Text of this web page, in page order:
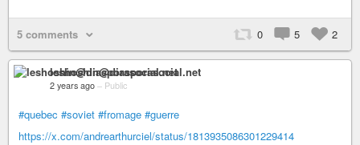
5 comments 0 5 2
leshoshin@diasporasocial.net
2 years ago – Public
#quebec #soviet #fromage #guerre
https://x.com/andrearthurciel/status/1813935086301229414